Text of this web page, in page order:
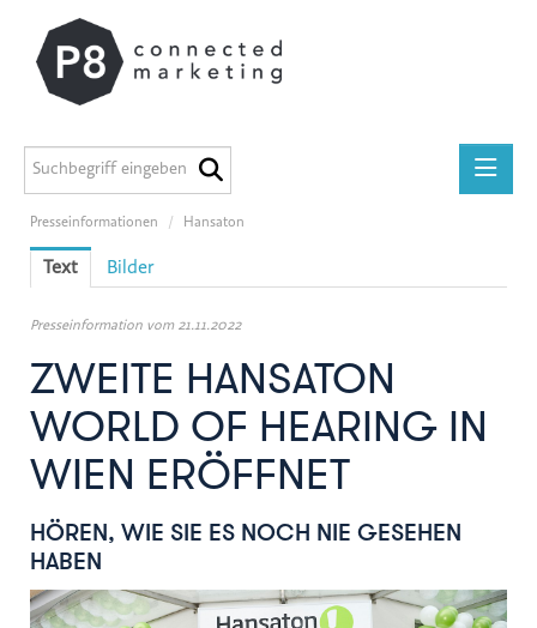
Presseinformationen
P8 Marketing informiert
ADEG
GEERS
Österreichische Apothekerkammer
Miba Gruppe
gswb
FG Beförderungsgewerbe mit PKW
Presseinformationen / Hansaton
Text Bilder
Presseinformation vom 21.11.2022
ZWEITE HANSATON
WORLD OF HEARING IN
WIEN ERÖFFNET
HÖREN, WIE SIE ES NOCH NIE GESEHEN
HABEN